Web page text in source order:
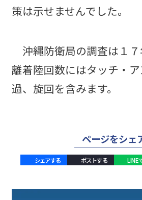
策は示せませんでした。
沖縄防衛局の調査は１７
離着陸回数にはタッチ・
過、旋回を含みます。
ページをシェ
シェアする ポストする LINE